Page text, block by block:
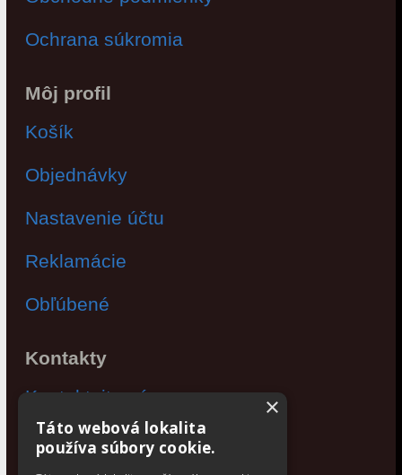
Ochrana súkromia
Môj profil
Košík
Objednávky
Nastavenie účtu
Reklamácie
Obľúbené
Kontakty
Kontaktujte nás
Po - Pia: 9:00 - 17:00
×
Táto webová lokalita
používa súbory cookie.